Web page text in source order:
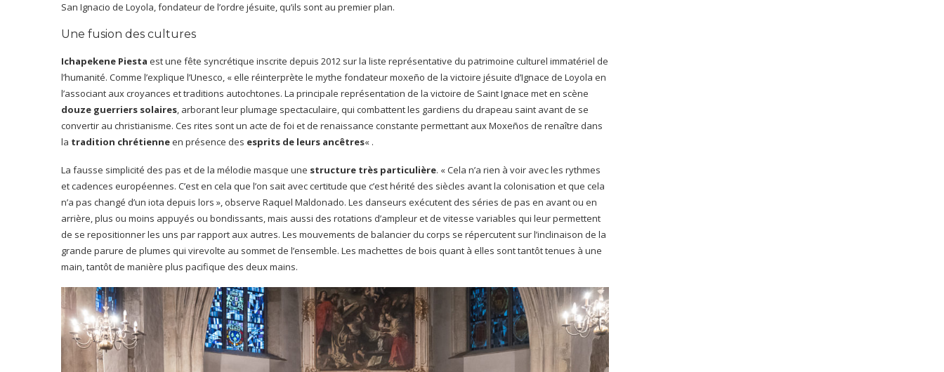
San Ignacio de Loyola, fondateur de l’ordre jésuite, qu’ils sont au premier plan.
Une fusion des cultures
Ichapekene Piesta est une fête syncrétique inscrite depuis 2012 sur la liste représentative du patrimoine culturel immatériel de
l’humanité. Comme l’explique l’Unesco, « elle réinterprète le mythe fondateur moxeño de la victoire jésuite d’Ignace de Loyola en
l’associant aux croyances et traditions autochtones. La principale représentation de la victoire de Saint Ignace met en scène
douze guerriers solaires, arborant leur plumage spectaculaire, qui combattent les gardiens du drapeau saint avant de se
convertir au christianisme. Ces rites sont un acte de foi et de renaissance constante permettant aux Moxeños de renaître dans
la tradition chrétienneen présence des esprits de leurs ancêtres« .
La fausse simplicité des pas et de la mélodie masque une structure très particulière. « Cela n’a rien à voir avec les rythmes
et cadences européennes. C’est en cela que l’on sait avec certitude que c’est hérité des siècles avant la colonisation et que cela
n’a pas changé d’un iota depuis lors », observe Raquel Maldonado. Les danseurs exécutent des séries de pas en avant ou en
arrière, plus ou moins appuyés ou bondissants, mais aussi des rotations d’ampleur et de vitesse variables qui leur permettent
de se repositionner les uns par rapport aux autres. Les mouvements de balancier du corps se répercutent sur l’inclinaison de la
grande parure de plumes qui virevolte au sommet de l’ensemble. Les machettes de bois quant à elles sont tantôt tenues à une
main, tantôt de manière plus pacifique des deux mains.